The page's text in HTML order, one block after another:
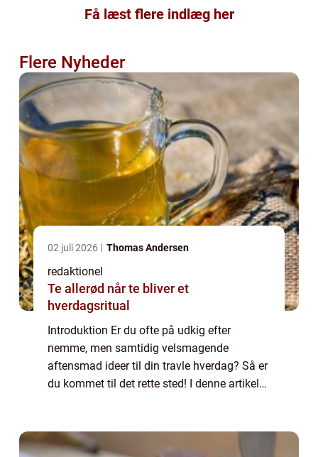
Få læst flere indlæg her
Flere Nyheder
02 juli 2026 Thomas Andersen
redaktionel
Te allerød når te bliver et
hverdagsritual
Introduktion Er du ofte på udkig efter
nemme, men samtidig velsmagende
aftensmad ideer til din travle hverdag? Så er
du kommet til det rette sted! I denne artikel
en...